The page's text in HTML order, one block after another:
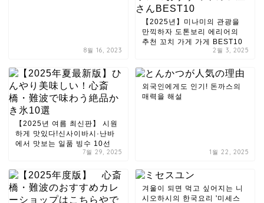
8월 16, 2023
【2025년】미나미의 관광을
만끽하자 도톤보리 에리어의
추천 꼬치 가게 가게 BEST10
2월 3, 2025
【2025년 여름 최신판】 시원
하게 맛있다!신사이바시·난바
에서 맛보는 일품 빙수 10선
7월 29, 2025
외국인에게도 인기! 돈까스의
매력을 해설
1월 22, 2025
겨울이 되면 먹고 싶어지는 니
시오하시의 한국요리 '미세스